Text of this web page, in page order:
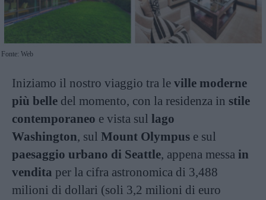
Fonte: Web
Iniziamo il nostro viaggio tra le ville moderne
più belle del momento, con la residenza in stile
contemporaneo e vista sul lago
Washington, sul Mount Olympus e sul
paesaggio urbano di Seattle, appena messa in
vendita per la cifra astronomica di 3,488
milioni di dollari (soli 3,2 milioni di euro